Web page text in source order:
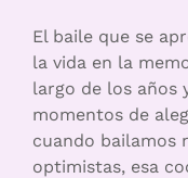
El baile que se
la vida en la
largo de los años
momentos de
cuando bailamos
optimistas, esa